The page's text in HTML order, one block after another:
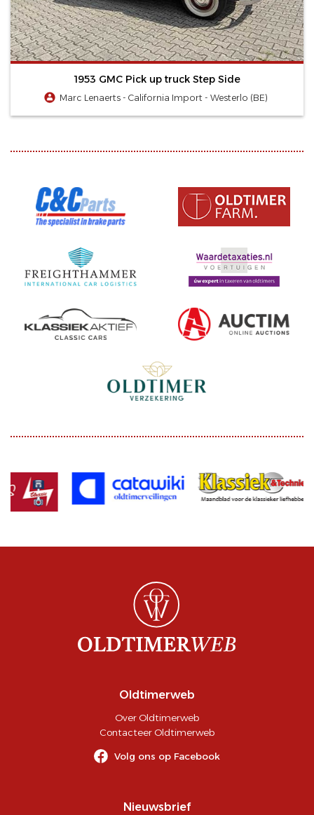
1953 GMC Pick up truck Step Side
Marc Lenaerts - California Import - Westerlo (BE)
Oldtimerweb
Over Oldtimerweb
Contacteer Oldtimerweb
Volg ons op Facebook
Nieuwsbrief